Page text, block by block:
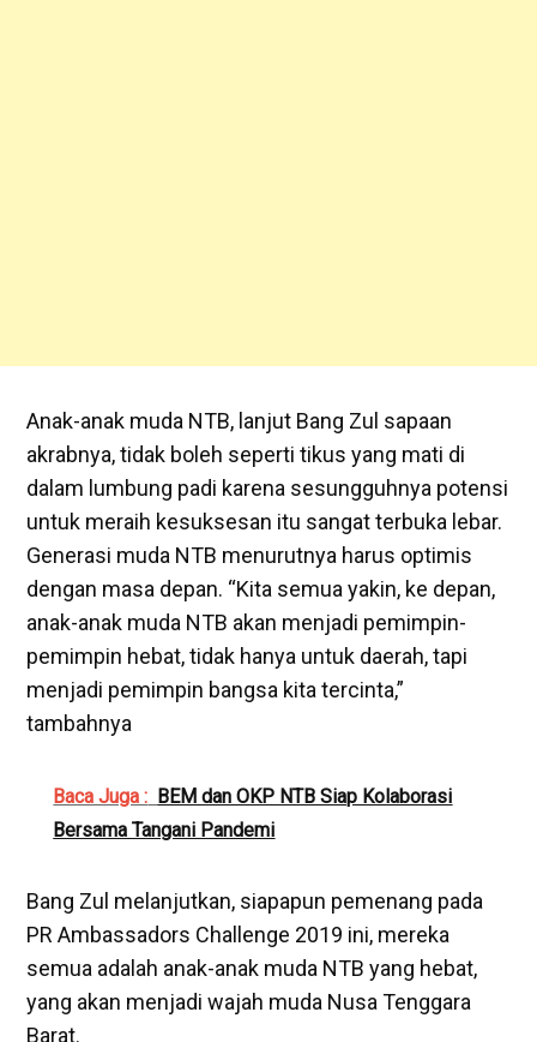
Anak-anak muda NTB, lanjut Bang Zul sapaan
akrabnya, tidak boleh seperti tikus yang mati di
dalam lumbung padi karena sesungguhnya potensi
untuk meraih kesuksesan itu sangat terbuka lebar.
Generasi muda NTB menurutnya harus optimis
dengan masa depan. “Kita semua yakin, ke depan,
anak-anak muda NTB akan menjadi pemimpin-
pemimpin hebat, tidak hanya untuk daerah, tapi
menjadi pemimpin bangsa kita tercinta,”
tambahnya
Baca Juga : BEM dan OKP NTB Siap Kolaborasi
Bersama Tangani Pandemi
Bang Zul melanjutkan, siapapun pemenang pada
PR Ambassadors Challenge 2019 ini, mereka
semua adalah anak-anak muda NTB yang hebat,
yang akan menjadi wajah muda Nusa Tenggara
Barat.